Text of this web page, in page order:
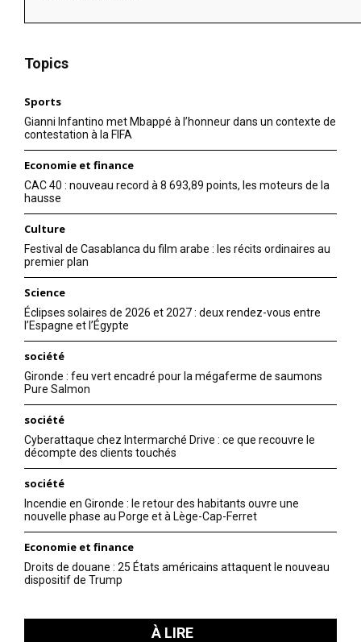
Topics
Sports
Gianni Infantino met Mbappé à l’honneur dans un contexte de
contestation à la FIFA
Economie et finance
CAC 40 : nouveau record à 8 693,89 points, les moteurs de la
hausse
Culture
Festival de Casablanca du film arabe : les récits ordinaires au
premier plan
Science
Éclipses solaires de 2026 et 2027 : deux rendez-vous entre
l’Espagne et l’Égypte
société
Gironde : feu vert encadré pour la mégaferme de saumons
Pure Salmon
société
Cyberattaque chez Intermarché Drive : ce que recouvre le
décompte des clients touchés
société
Incendie en Gironde : le retour des habitants ouvre une
nouvelle phase au Porge et à Lège-Cap-Ferret
Economie et finance
Droits de douane : 25 États américains attaquent le nouveau
dispositif de Trump
À LIRE